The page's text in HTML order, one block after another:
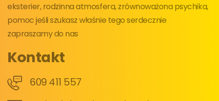
eksterier, rodzinna atmosfera, zrównoważona psychika,
pomoc jeśli szukasz właśnie tego serdecznie
zapraszamy do nas
Kontakt
609 411 557